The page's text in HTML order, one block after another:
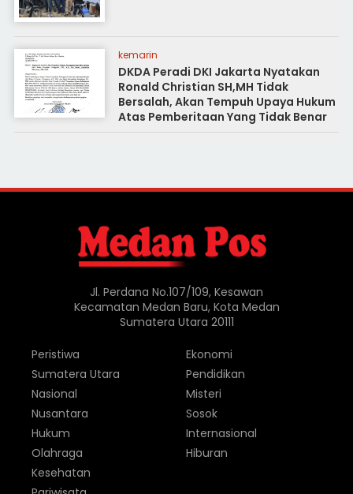
kemarin
DKDA Peradi DKI Jakarta Nyatakan
Ronald Christian SH,MH Tidak
Bersalah, Akan Tempuh Upaya Hukum
Atas Pemberitaan Yang Tidak Benar
Jl. Perdana No.107/109, Kesawan
Kecamatan Medan Baru, Kota Medan
Sumatera Utara 20111
Peristiwa
Sumatera Utara
Nasional
Nusantara
Hukum
Olahraga
Ekonomi
Pendidikan
Misteri
Sosok
Internasional
Hiburan
Kesehatan